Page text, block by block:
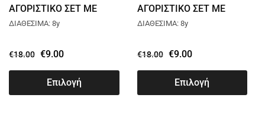
ΑΓΟΡΙΣΤΙΚΟ ΣΕΤ ΜΕ
ΤΖΙΝ ΣΟΡΤΣ JOYCE
ΔΙΑΘΕΣΙΜΑ: 8y
€18.00 €9.00
Επιλογή
ΑΓΟΡΙΣΤΙΚΟ ΣΕΤ ΜΕ
ΤΖΙΝ ΣΟΡΤΣ JOYCE
ΔΙΑΘΕΣΙΜΑ: 8y
€18.00 €9.00
Επιλογή